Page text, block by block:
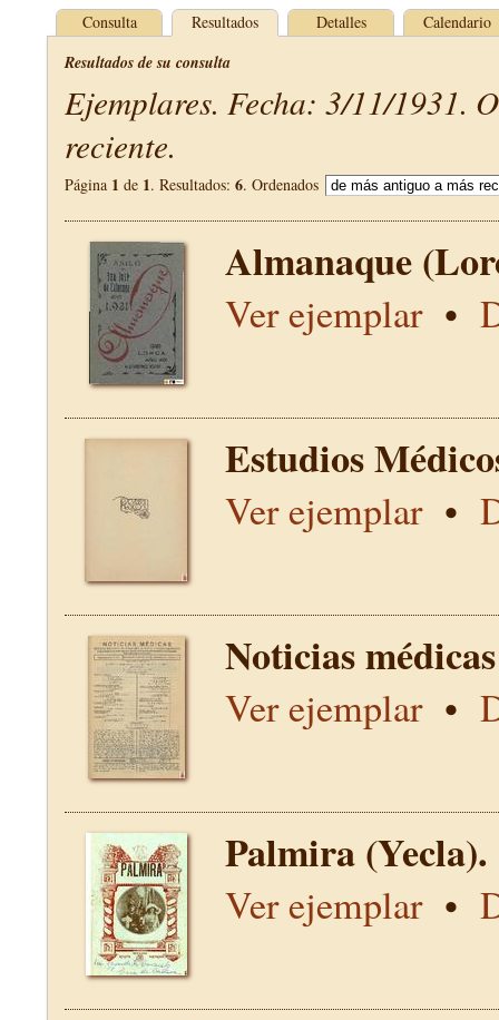
Consulta Resultados Detalles Calendario
Resultados de su consulta
Ejemplares. Fecha: 3/11/1931.
reciente.
Página 1 de 1. Resultados: 6. Ordenados
Almanaque
Ver ejemplar•
Estudios
Ver ejemplar•
Noticias
Ver ejemplar•
Palmira (Yecla).
Ver ejemplar•